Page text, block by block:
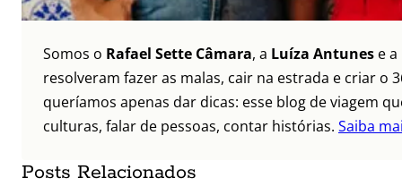
Somos o Rafael Sette Câmara, a Luíza Antunes e a
resolveram fazer as malas, cair na estrada e criar o
queríamos apenas dar dicas: esse blog de viagem
culturas, falar de pessoas, contar histórias. Saiba
Posts Relacionados